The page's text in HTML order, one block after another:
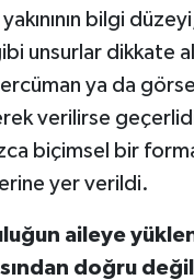
bilgi
unsurlar dikkate
ya da
verilirse
biçimsel bir
yer verildi.
aileye
doğru